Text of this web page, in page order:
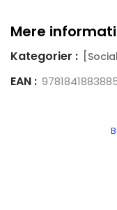
Mere
Kategorier :
EAN :